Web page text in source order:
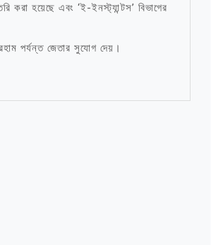
করা হয়েছে এবং ‘ই-ইনস্ট্যান্টস’ বিভাগের
পর্যন্ত জেতার সুযোগ দেয়।